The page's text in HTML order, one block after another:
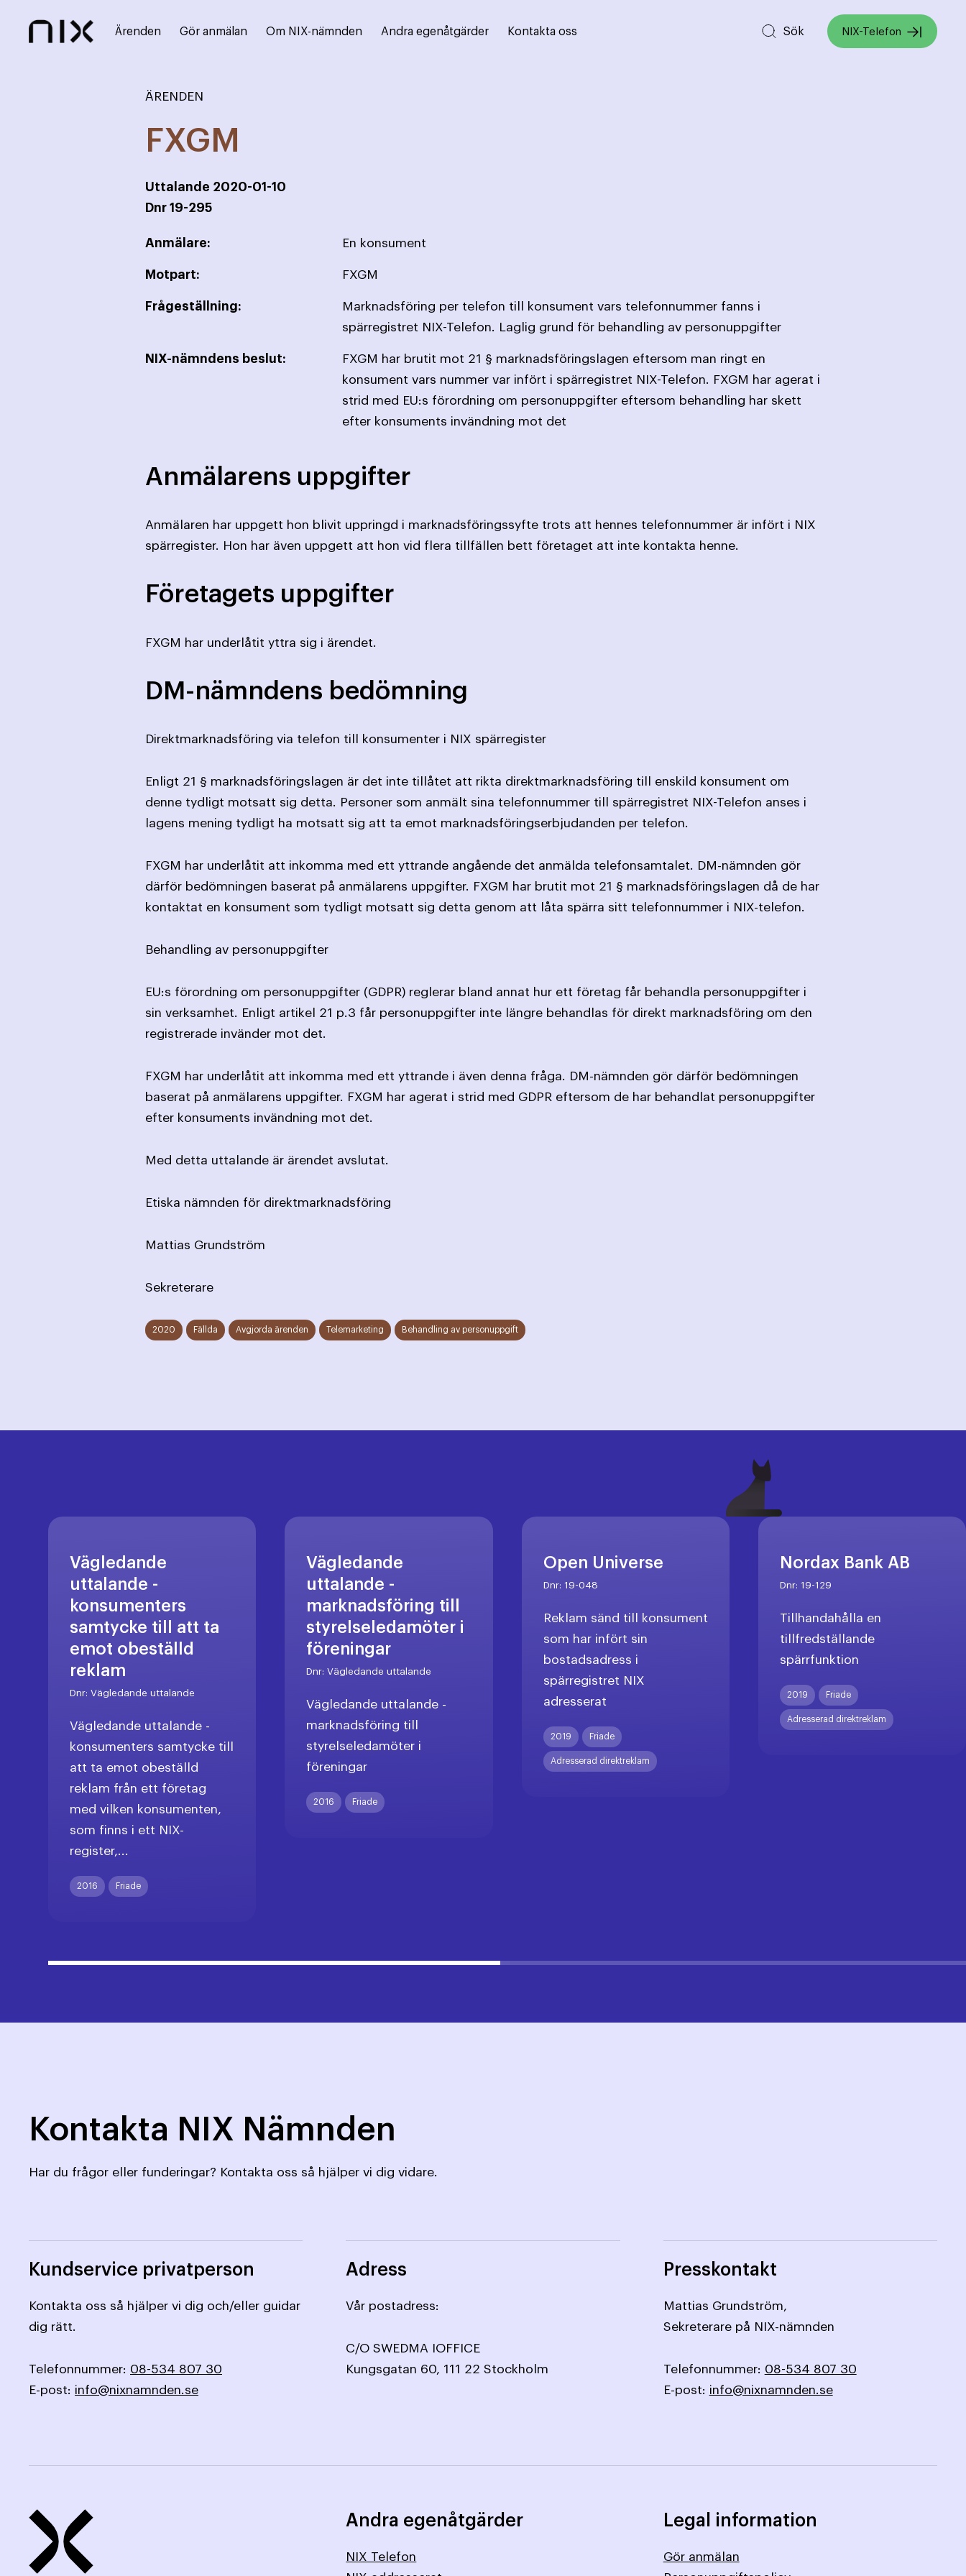
Ärenden Gör anmälan Om NIX-nämnden Andra egenåtgärder Kontakta oss Sök NIX-Telefon
ÄRENDEN
FXGM
Uttalande 2020-01-10
Dnr 19-295
Anmälare: En konsument
Motpart: FXGM
Frågeställning:
Marknadsföring per telefon till konsument vars telefonnummer fanns i
spärregistret NIX-Telefon. Laglig grund för behandling av personuppgifter
NIX-nämndens beslut:
FXGM har brutit mot 21 § marknadsföringslagen eftersom man ringt en
konsument vars nummer var infört i spärregistret NIX-Telefon. FXGM har agerat i
strid med EU:s förordning om personuppgifter eftersom behandling har skett
efter konsuments invändning mot det
Anmälarens uppgifter
Anmälaren har uppgett hon blivit uppringd i marknadsföringssyfte trots att hennes telefonnummer är infört i NIX
spärregister. Hon har även uppgett att hon vid flera tillfällen bett företaget att inte kontakta henne.
Företagets uppgifter
FXGM har underlåtit yttra sig i ärendet.
DM-nämndens bedömning
Direktmarknadsföring via telefon till konsumenter i NIX spärregister
Enligt 21 § marknadsföringslagen är det inte tillåtet att rikta direktmarknadsföring till enskild konsument om
denne tydligt motsatt sig detta. Personer som anmält sina telefonnummer till spärregistret NIX-Telefon anses i
lagens mening tydligt ha motsatt sig att ta emot marknads­föringserbjudanden per telefon.
FXGM har underlåtit att inkomma med ett yttrande angående det anmälda telefonsamtalet. DM-nämnden gör
därför bedömningen baserat på anmälarens uppgifter. FXGM har brutit mot 21 § marknadsföringslagen då de har
kontaktat en konsument som tydligt motsatt sig detta genom att låta spärra sitt telefonnummer i NIX-telefon.
Behandling av personuppgifter
EU:s förordning om personuppgifter (GDPR) reglerar bland annat hur ett företag får behandla personuppgifter i
sin verksamhet. Enligt artikel 21 p.3 får personuppgifter inte längre behandlas för direkt marknadsföring om den
registrerade invänder mot det.
FXGM har underlåtit att inkomma med ett yttrande i även denna fråga. DM-nämnden gör därför bedömningen
baserat på anmälarens uppgifter. FXGM har agerat i strid med GDPR eftersom de har behandlat personuppgifter
efter konsuments invändning mot det.
Med detta uttalande är ärendet avslutat.
Etiska nämnden för direktmarknadsföring
Mattias Grundström
Sekreterare
2020 Fällda Avgjorda ärenden Telemarketing Behandling av personuppgift
Vägledande
uttalande -
konsumenters
samtycke till att ta
emot obeställd
reklam
Dnr:Vägledande uttalande
Vägledande uttalande -
konsumenters samtycke till
att ta emot obeställd
reklam från ett företag
med vilken konsumenten,
som finns i ett NIX-
register,...
2016 Friade
Vägledande
uttalande -
marknadsföring till
styrelseledamöter i
föreningar
Dnr:Vägledande uttalande
Vägledande uttalande -
marknadsföring till
styrelseledamöter i
föreningar
2016 Friade
Open Universe
Dnr: 19-048
Reklam sänd till konsument
som har infört sin
bostadsadress i
spärregistret NIX
adresserat
2019 Friade
Adresserad direktreklam
Nordax Bank AB
Dnr: 19-129
Tillhandahålla en
tillfredställande
spärrfunktion
2019 Friade
Adresserad direktreklam
Kontakta NIX Nämnden
Har du frågor eller funderingar? Kontakta oss så hjälper vi dig vidare.
Kundservice privatperson
Kontakta oss så hjälper vi dig och/eller guidar
dig rätt.
Telefonnummer: 08-534 807 30
E-post: info@nixnamnden.se
Adress
Vår postadress:
C/O SWEDMA IOFFICE
Kungsgatan 60, 111 22 Stockholm
Presskontakt
Mattias Grundström,
Sekreterare på NIX-nämnden
Telefonnummer: 08-534 807 30
E-post: info@nixnamnden.se
Andra egenåtgärder
NIX Telefon
Legal information
Gör anmälan